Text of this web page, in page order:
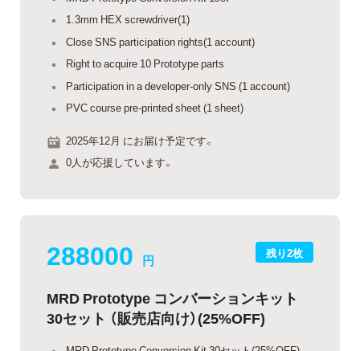
1.3mm HEX screwdriver(1)
Close SNS participation rights(1 account)
Right to acquire 10 Prototype parts
Participation in a developer-only SNS (1 account)
PVC course pre-printed sheet (1 sheet)
2025年12月 にお届け予定です。
0人が応援しています。
残り2枚
288000 円
MRD Prototype コンバーションキット
30セット （販売店向け）(25%OFF)